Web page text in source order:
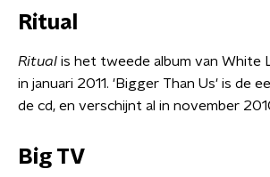
Ritual
Ritual is het tweede album van White
in januari 2011. 'Bigger Than Us' is de
de cd, en verschijnt al in november
Big TV